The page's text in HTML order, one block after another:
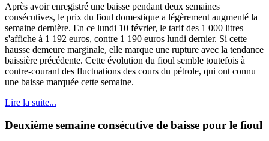
Après avoir enregistré une baisse pendant deux semaines
consécutives, le prix du fioul domestique a légèrement augmenté la
semaine dernière. En ce lundi 10 février, le tarif des 1 000 litres
s'affiche à 1 192 euros, contre 1 190 euros lundi dernier. Si cette
hausse demeure marginale, elle marque une rupture avec la tendance
baissière précédente. Cette évolution du fioul semble toutefois à
contre-courant des fluctuations des cours du pétrole, qui ont connu
une baisse marquée cette semaine.
Lire la suite...
Deuxième semaine consécutive de baisse pour le fioul